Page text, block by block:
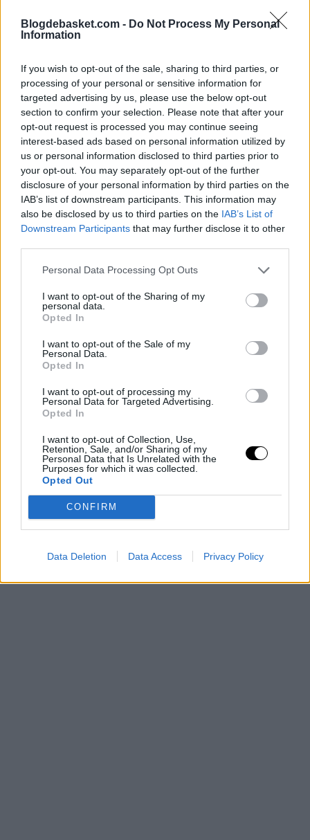
Blogdebasket.com - Do Not Process My Personal
Information
If you wish to opt-out of the sale, sharing to third parties, or
processing of your personal or sensitive information for
targeted advertising by us, please use the below opt-out
section to confirm your selection. Please note that after your
opt-out request is processed you may continue seeing
interest-based ads based on personal information utilized by
us or personal information disclosed to third parties prior to
your opt-out. You may separately opt-out of the further
disclosure of your personal information by third parties on the
IAB’s list of downstream participants. This information may
also be disclosed by us to third parties on the IAB’s List of
Downstream Participants that may further disclose it to other
Personal Data Processing Opt Outs
I want to opt-out of the Sharing of my
personal data.
Opted In
I want to opt-out of the Sale of my
Personal Data.
Opted In
I want to opt-out of processing my
Personal Data for Targeted Advertising.
Opted In
I want to opt-out of Collection, Use,
Retention, Sale, and/or Sharing of my
Personal Data that Is Unrelated with the
Purposes for which it was collected.
Opted Out
CONFIRM
Data Deletion Data Access Privacy Policy
El valor de Brown en el mercado no debe subestimarse.
capacidad para anotar y su experiencia en situaciones
de alta presión, es un activo deseable para cualquier
equipo contendiente. Los Raptors, conscientes de esto,
están explorando las opciones de intercambio para
maximizar el retorno de su inversión.
Además, su experiencia en playoffs y su capacidad para
asumir roles secundarios o incluso principales en
codiciado por equipos que buscan profundidad y
Opciones de intercambio
para los Raptors
Al considerar un traspaso, los Raptors podrían buscar
varias rutas estratégicas. Un posible escenario podría
involucrar a equipos que necesitan reforzar su defensa
perimetral y su profundidad en la posición de alero.
Equipos como Los Angeles Lakers, Miami Heat o incluso
Golden State Warriors podrían estar interesados en
adquirir a Brown, considerando su necesidad de
jugadores con las características defensivas y la
versatilidad que Brown aporta.